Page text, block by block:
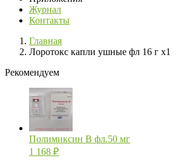
Журнал
Контакты
Главная
Лоротокс капли ушные фл 16 г х1
Рекомендуем
Полимиксин В фл.50 мг
1 168 ₽